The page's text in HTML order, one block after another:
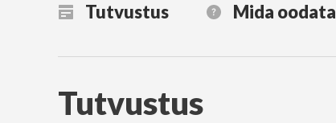
Tutvustus Mida oodata
Tutvustus